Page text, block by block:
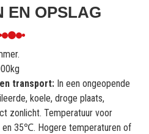
EN OPSLAG
transport:In een ongeopende
koele, droge plaats,
zonlicht. Temperatuur voor
en 35℃. Hogere temperaturen of